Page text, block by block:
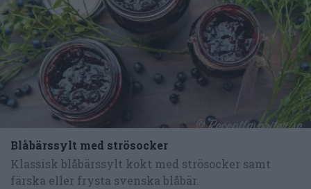
Blåbärssylt med strösocker
Klassisk blåbärssylt kokt med strösocker samt
färska eller frysta svenska blåbär.